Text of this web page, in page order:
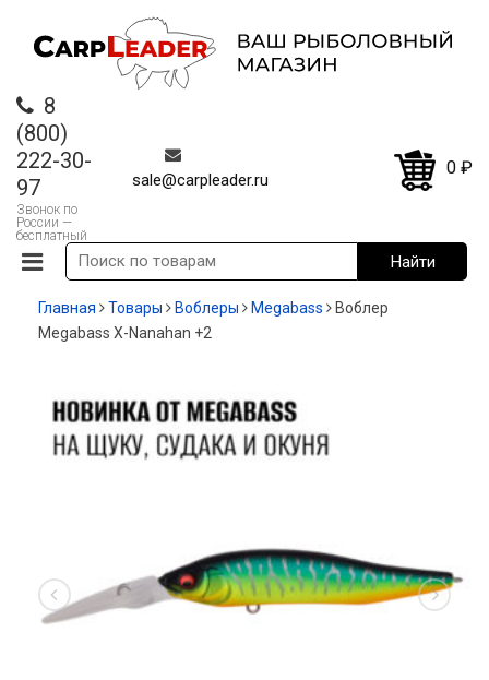
8
(800)
222-30-
97
Звонок по
России —
бесплатный
sale@carpleader.ru
0 ₽
Главная Товары Воблеры Megabass
Воблер
Megabass X-Nanahan +2